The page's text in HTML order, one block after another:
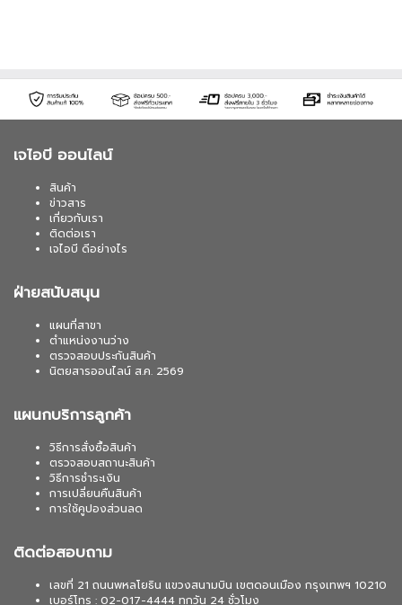
เจไอบี ออนไลน์
สินค้า
ข่าวสาร
เกี่ยวกับเรา
ติดต่อเรา
เจไอบี ดีอย่างไร
ฝ่ายสนับสนุน
แผนที่สาขา
ตำแหน่งงานว่าง
ตรวจสอบประกันสินค้า
นิตยสารออนไลน์ ส.ค. 2569
แผนกบริการลูกค้า
วิธีการสั่งซื้อสินค้า
ตรวจสอบสถานะสินค้า
วิธีการชำระเงิน
การเปลี่ยนคืนสินค้า
การใช้คูปองส่วนลด
ติดต่อสอบถาม
เลขที่ 21 ถนนพหลโยธิน แขวงสนามบิน เขตดอนเมือง กรุงเทพฯ 10210
เบอร์โทร : 02-017-4444 ทุกวัน 24 ชั่วโมง